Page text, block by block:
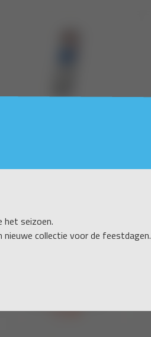
het seizoen.
collectie voor de feestdagen.